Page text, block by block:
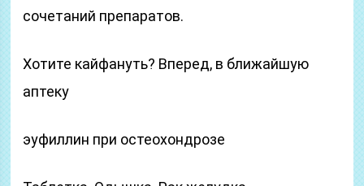
сочетаний препаратов.
Хотите кайфануть? Вперед, в ближайшую
аптеку
эуфиллин при остеохондрозе